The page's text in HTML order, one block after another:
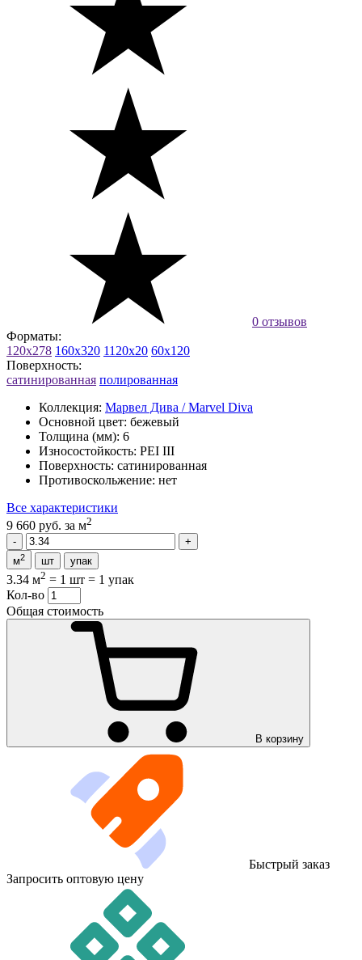
0 отзывов
Форматы:
120x278 160x320 1120x20 60x120
Поверхность:
сатинированная полированная
Коллекция: Марвел Дива / Marvel Diva
Основной цвет: бежевый
Толщина (мм): 6
Износостойкость: PEI III
Поверхность: сатинированная
Противоскольжение: нет
Все характеристики
9 660 руб. за м2
м2 шт упак
3.34 м2 = 1 шт = 1 упак
Кол-во
Общая стоимость
В корзину
Быстрый заказ
Запросить оптовую цену